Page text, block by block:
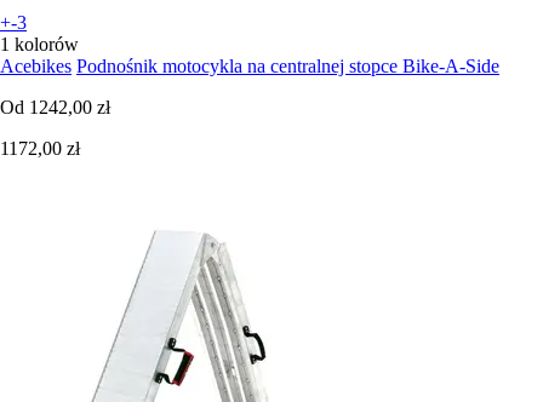
+-3
1 kolorów
Acebikes Podnośnik motocykla na centralnej stopce Bike-A-Side
Od 1242,00 zł
1172,00 zł